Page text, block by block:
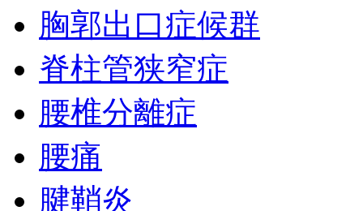
胸郭出口症候群
脊柱管狭窄症
腰椎分離症
腰痛
腱鞘炎